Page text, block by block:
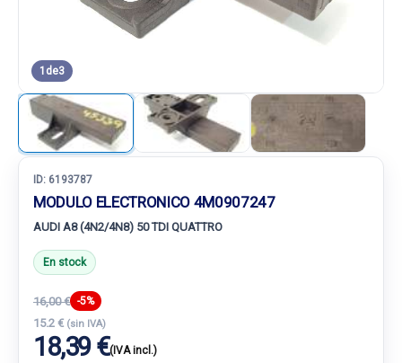
1 de3
ID: 6193787
MODULO ELECTRONICO 4M0907247
AUDI A8 (4N2/4N8) 50 TDI QUATTRO
En stock
16,00 € -5%
15.2 € (sin IVA)
18,39 €(IVA incl.)